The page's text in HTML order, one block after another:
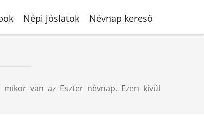
Népi jóslatok Névnap kereső
van az Eszter névnap. Ezen kívül